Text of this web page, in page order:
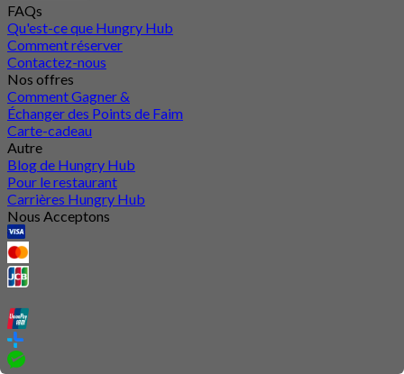
FAQs
Qu'est-ce que Hungry Hub
Comment réserver
Contactez-nous
Nos offres
Comment Gagner &
Échanger des Points de Faim
Carte-cadeau
Autre
Blog de Hungry Hub
Pour le restaurant
Carrières Hungry Hub
Nous Acceptons